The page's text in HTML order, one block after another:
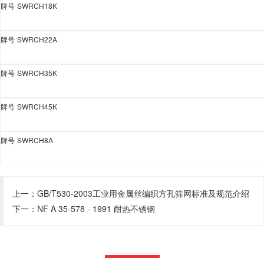
牌号 SWRCH18K
牌号 SWRCH22A
牌号 SWRCH35K
牌号 SWRCH45K
牌号 SWRCH8A
上一： GB/T530-2003工业用金属丝编织方孔筛网标准及规范介绍
下一： NF A 35-578 - 1991 耐热不锈钢